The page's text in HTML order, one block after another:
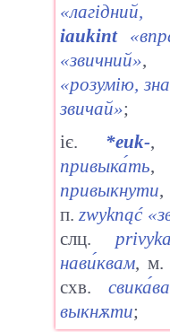
«лагідний,
iaukint
«звичний»,
«розумію,
звичай»;
іє. *euk-
привыка́ть,
привыкнути,
п.zwyknąć
слц.
нави́квам, м.
схв.
выкнѫти;